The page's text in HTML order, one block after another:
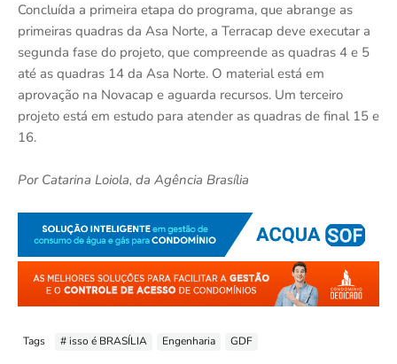
Concluída a primeira etapa do programa, que abrange as
primeiras quadras da Asa Norte, a Terracap deve executar a
segunda fase do projeto, que compreende as quadras 4 e 5
até as quadras 14 da Asa Norte. O material está em
aprovação na Novacap e aguarda recursos. Um terceiro
projeto está em estudo para atender as quadras de final 15 e
16.
Por Catarina Loiola, da Agência Brasília
Tags # isso é BRASÍLIA Engenharia GDF